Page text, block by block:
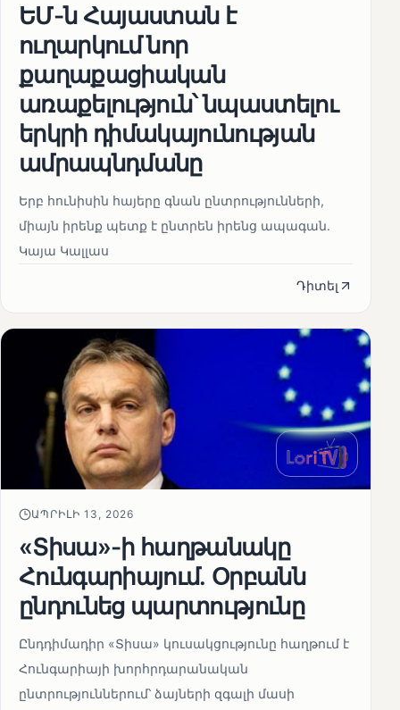
ԵՄ-ն Հայաստան է
ուղարկում նոր
քաղաքացիական
առաքելություն՝ նպաստելու
երկրի դիմակայունության
ամրապնդմանը
Երբ հունիսին հայերը գնան ընտրությունների,
միայն իրենք պետք է ընտրեն իրենց ապագան.
Կայա Կալլաս
Դիտել
ԱՊՐԻԼԻ 13, 2026
«Տիսա»-ի հաղթանակը
Հունգարիայում․ Օրբանն
ընդունեց պարտությունը
Ընդդիմադիր «Տիսա» կուսակցությունը հաղթում է
Հունգարիայի խորհրդարանական
ընտրություններում՝ ձայների զգալի մասի